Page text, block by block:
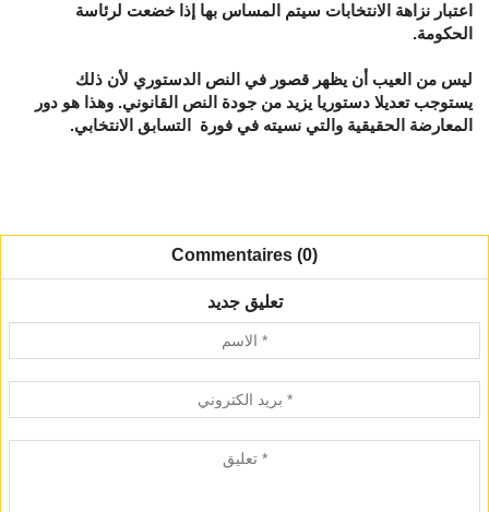
اعتبار نزاهة الانتخابات سيتم المساس بها إذا خضعت لرئاسة
الحكومة.
ليس من العيب أن يظهر قصور في النص الدستوري لأن ذلك
يستوجب تعديلا دستوريا يزيد من جودة النص القانوني. وهذا هو دور
المعارضة الحقيقية والتي نسيته في فورة التسابق الانتخابي.
Commentaires (0)
تعليق جديد